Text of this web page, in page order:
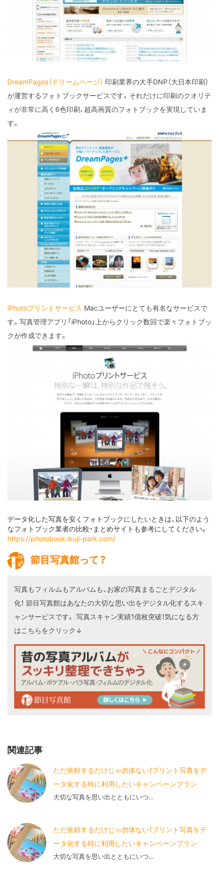
DreamPages（ドリームページ） 印刷業界の大手DNP（大日本印刷）
が運営するフォトブックサービスです。それだけに印刷のクオリテ
ィが非常に高く6色印刷、超高画質のフォトブックを実現していま
す。
iPhotoプリントサービス Macユーザーにとても有名なサービスで
す。写真管理アプリ「iPhoto」上からクリック数回で楽々フォトブッ
クが作成できます。
データ化した写真を安くフォトブックにしたいときは、 以下のよう
なフォトブック業者の比較・まとめサイトも参考にしてください。
https://photobook.ikuji-park.com/
節目写真館って？
写真もフィルムもアルバムも、お家の写真まるごとデジタル
化！ 節目写真館はあなたの大切な思い出をデジタル化するスキ
ャンサービスです。 写真スキャン実績1億枚突破！気になる方
はこちらをクリック↓
関連記事
ただ依頼するだけじゃ勿体ない！プリント写真をデ
ータ化する時に利用したいキャンペーンプラン
大切な写真を思い出とともにいつ…
ただ依頼するだけじゃ勿体ない！プリント写真をデ
ータ化する時に利用したいキャンペーンプラン
大切な写真を思い出とともにいつ…